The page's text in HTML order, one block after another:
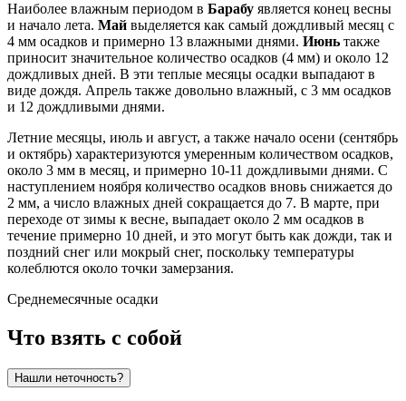
Наиболее влажным периодом в Барабу является конец весны
и начало лета. Май выделяется как самый дождливый месяц с
4 мм осадков и примерно 13 влажными днями. Июнь также
приносит значительное количество осадков (4 мм) и около 12
дождливых дней. В эти теплые месяцы осадки выпадают в
виде дождя. Апрель также довольно влажный, с 3 мм осадков
и 12 дождливыми днями.
Летние месяцы, июль и август, а также начало осени (сентябрь
и октябрь) характеризуются умеренным количеством осадков,
около 3 мм в месяц, и примерно 10-11 дождливыми днями. С
наступлением ноября количество осадков вновь снижается до
2 мм, а число влажных дней сокращается до 7. В марте, при
переходе от зимы к весне, выпадает около 2 мм осадков в
течение примерно 10 дней, и это могут быть как дожди, так и
поздний снег или мокрый снег, поскольку температуры
колеблются около точки замерзания.
Среднемесячные осадки
Что взять с собой
Нашли неточность?